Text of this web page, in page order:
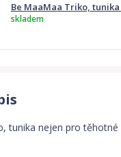
Be MaaMaa Triko,
skladem
tunika nejen pro těhotné